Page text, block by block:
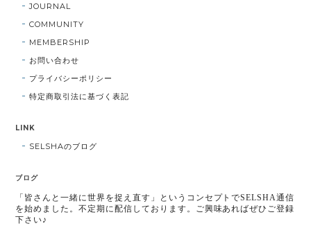
JOURNAL
COMMUNITY
MEMBERSHIP
お問い合わせ
プライバシーポリシー
特定商取引法に基づく表記
LINK
SELSHAのブログ
ブログ
「皆さんと一緒に世界を捉え直す」というコンセプトでSELSHA通信
を始めました。不定期に配信しております。ご興味あればぜひご登録
下さい♪